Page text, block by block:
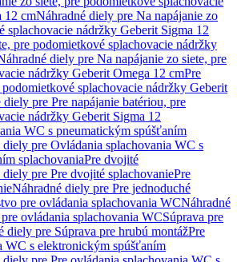
12 cmNáhradné diely pre Na napájanie zo
splachovacie nádržky Geberit Sigma 12
pre podomietkové splachovacie nádržky
diely pre Na napájanie zo siete, pre
nádržky Geberit Omega 12 cmPre
splachovacie nádržky Geberit
diely pre Pre napájanie batériou, pre
nádržky Geberit Sigma 12
WC s pneumatickým spúšťaním
diely pre Ovládania splachovania WC s
splachovaniaPre dvojité
diely pre Pre dvojité splachovaniePre
Náhradné diely pre Pre jednoduché
pre ovládania splachovania WCNáhradné
ovládania splachovania WCSúprava pre
diely pre Súprava pre hrubú montážPre
WC s elektronickým spúšťaním